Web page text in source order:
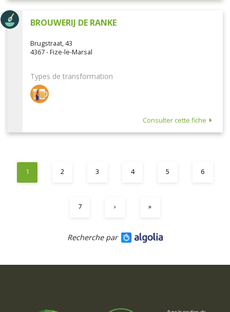
BROUWERIJ DE RANKE
Brugstraat, 43
4367 - Fize-le-Marsal
Types de transformation
Consulter cette fiche
1 2 3 4 5 6
7 › »
Recherche par